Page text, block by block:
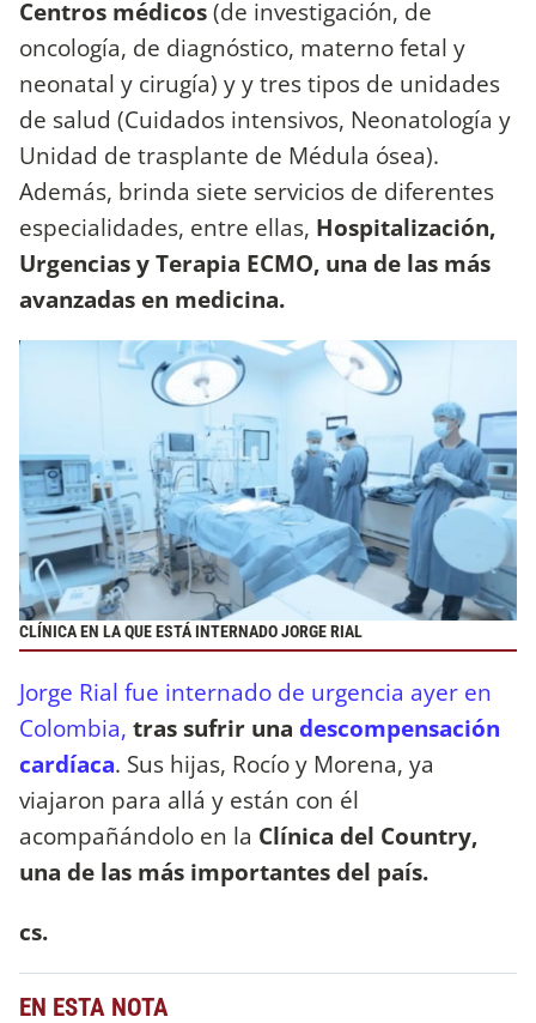
Centros médicos(de investigación, de
oncología, de diagnóstico, materno fetal y
neonatal y cirugía) y y tres tipos de unidades
de salud (Cuidados intensivos, Neonatología y
Unidad de trasplante de Médula ósea).
Además, brinda siete servicios de diferentes
especialidades, entre ellas, Hospitalización,
Urgencias y Terapia ECMO, una de las más
avanzadas en medicina.
CLÍNICA EN LA QUE ESTÁ INTERNADO JORGE RIAL
Jorge Rial fue internado de urgencia ayer en
Colombia, tras sufrir una descompensación
cardíaca. Sus hijas, Rocío y Morena, ya
viajaron para allá y están con él
acompañándolo en la Clínica del Country,
una de las más importantes del país.
cs.
EN ESTA NOTA